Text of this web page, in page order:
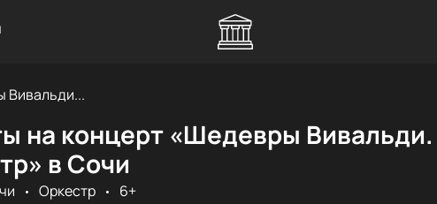
Вивальди...
на концерт «Шедевры
в Сочи
Оркестр
6+